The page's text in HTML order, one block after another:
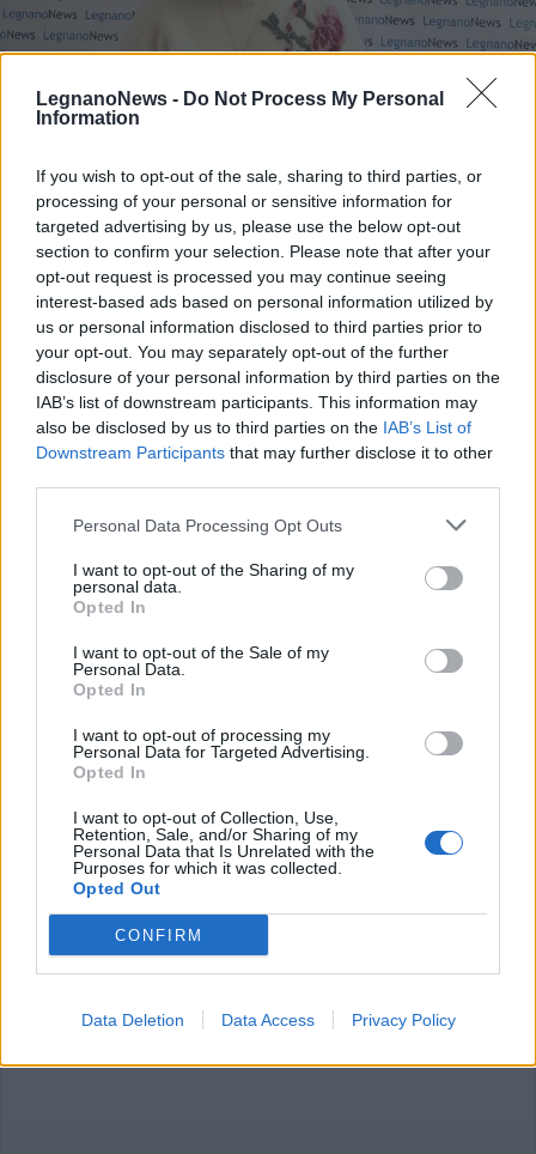
LegnanoNews - Do Not Process My Personal
Information
If you wish to opt-out of the sale, sharing to third parties, or
processing of your personal or sensitive information for
targeted advertising by us, please use the below opt-out
section to confirm your selection. Please note that after your
opt-out request is processed you may continue seeing
interest-based ads based on personal information utilized by
us or personal information disclosed to third parties prior to
your opt-out. You may separately opt-out of the further
disclosure of your personal information by third parties on the
IAB’s list of downstream participants. This information may
also be disclosed by us to third parties on the IAB’s List of
Downstream Participants that may further disclose it to other
Personal Data Processing Opt Outs
I want to opt-out of the Sharing of my
personal data.
Opted In
I want to opt-out of the Sale of my
Personal Data.
Opted In
I want to opt-out of processing my
Personal Data for Targeted Advertising.
Opted In
I want to opt-out of Collection, Use,
Retention, Sale, and/or Sharing of my
Personal Data that Is Unrelated with the
Purposes for which it was collected.
Opted Out
CONFIRM
Data Deletion Data Access Privacy Policy
PALIO DI LEGNANO
Gaia Sansottera: “Meraviglioso
vedere donne che trovano il loro
spazio nel mondo del Palio”
Palio di Legnano, Gaia Sansottera
riconfermata Gran Dama di Grazia
Magistrale
Palio di Legnano, Gaia Sansottera riconfermata Gran
Dama di Grazia Magistrale